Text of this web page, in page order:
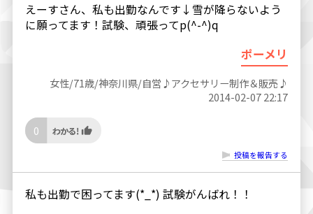
えーすさん、私も出勤なんです↓雪が降らないよう
に願ってます！試験、頑張ってp(^-^)q
ポーメリ
女性/71歳/神奈川県/自営♪アクセサリー制作＆販売♪
2014-02-07 22:17
0
投稿を報告する
私も出勤で困ってます(*_*) 試験がんばれ！！